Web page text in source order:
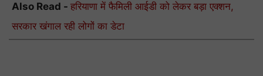
Also Read - हरियाणा में फैमिली आईडी को लेकर बड़ा एक्शन,
सरकार खंगाल रही लोगों का डेटा